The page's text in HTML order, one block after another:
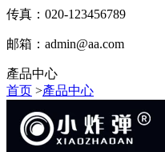
传真：020-123456789
邮箱： admin@aa.com
產品中心
首页 >產品中心